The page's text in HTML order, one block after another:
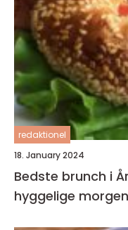
redaktionel
18. January 2024
Bedste brunch i
hyggelige